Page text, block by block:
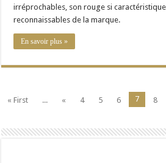
irréprochables, son rouge si
reconnaissables de la marque.
En savoir plus »
« First ... « 4 5 6 7 8